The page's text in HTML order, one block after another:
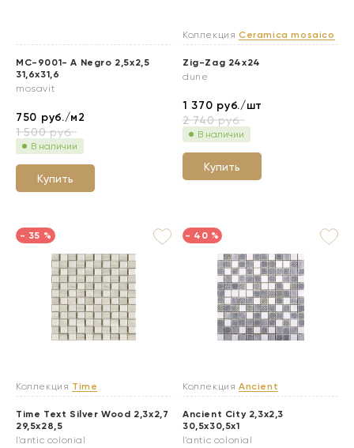
MC-9001- А Negro 2,5x2,5
31,6x31,6
mosavit
750 руб./м2
1 500руб.
В наличии
Купить
Коллекция Ceramica mosaico
Zig-Zag 24x24
dune
1 370 руб./шт
2 740руб.
В наличии
Купить
- 35 %
Коллекция Time
Time Text Silver Wood 2,3x2,7
29,5x28,5
l'antic colonial
- 40 %
Коллекция Ancient
Ancient City 2,3x2,3
30,5x30,5x1
l'antic colonial